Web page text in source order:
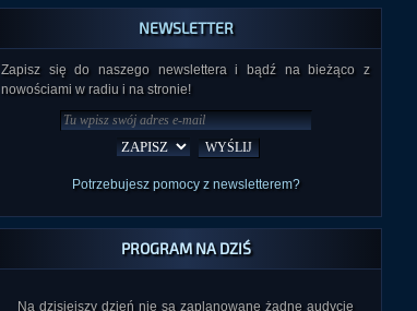
NEWSLETTER
Zapisz się do naszego newslettera i bądź na bieżąco z
nowościami w radiu i na stronie!
Potrzebujesz pomocy z newsletterem?
PROGRAM NA DZIŚ
Na dzisiejszy dzień nie są zaplanowane żadne audycje